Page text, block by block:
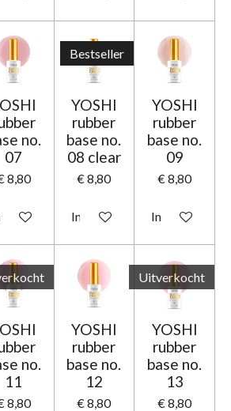
no.
07
8,80
winkelwagen
Bestseller
YOSHI
rubber
base no.
08 clear
€ 8,80
In winkelwagen
YOSHI
rubber
base no.
09
€ 8,80
In
no.
11
8,80
YOSHI
rubber
base no.
12
€ 8,80
Uitverkocht
YOSHI
rubber
base no.
13
€ 8,80